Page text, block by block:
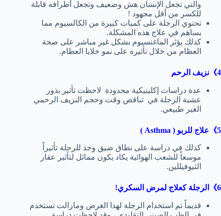
والتي تجعل الإنسان هش وضعيف وتجعل أطرافه قابلة
للكسر من أقل مجهود !
تحتوي الرجلة على كميات كبيرة من الكالسيوم مما
يساهم في علاج هذه المشكلة.
كذلك يؤثر الماغنسيوم بشكل غير مباشر على صحة
العظام من خلال تأثيره على نمو خلايا العظام.
4》نزيف الرحم
عدة دراسات إكلينيكية محدودة لاحظت تأثير بذور
عشبة الرجلة في تناقص وقت وحجم النزيف الرحمي
الغير طبيعي.
5》علاج للربو ( Asthma )
كذلك في دراسة على نطاق ضيق وجد للرجلة تأثيراً
موسعاً للشعب الهوائية يكاد يكون مماثل لتأثير عقار
الثيوفيللين.
6》الرجلة كعلاج لمرض السكري!
قديماً تم استخدام الرجلة لهذا الغرض ومازالت تستخدم